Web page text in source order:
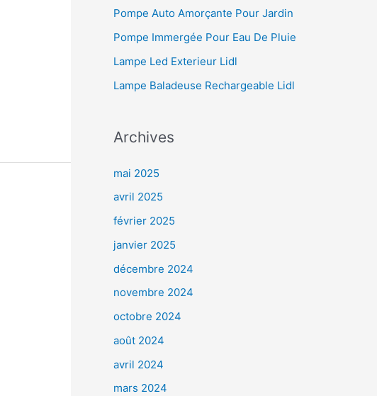
Pompe Auto Amorçante Pour Jardin
Pompe Immergée Pour Eau De Pluie
Lampe Led Exterieur Lidl
Lampe Baladeuse Rechargeable Lidl
Archives
mai 2025
avril 2025
février 2025
janvier 2025
décembre 2024
novembre 2024
octobre 2024
août 2024
avril 2024
mars 2024